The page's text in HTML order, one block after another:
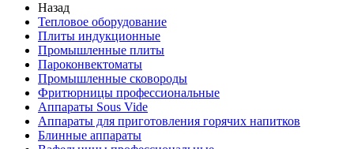
Назад
Тепловое оборудование
Плиты индукционные
Промышленные плиты
Пароконвектоматы
Промышленные сковороды
Фритюрницы профессиональные
Аппараты Sous Vide
Аппараты для приготовления горячих напитков
Блинные аппараты